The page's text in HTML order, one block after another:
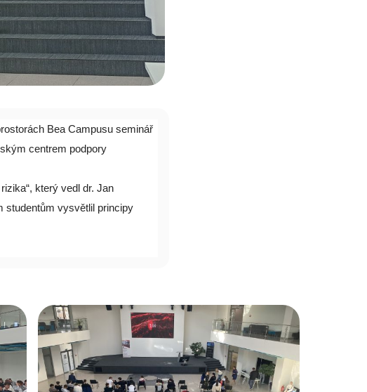
Bea Campusu seminář
centrem podpory
který vedl dr. Jan
studentům vysvětlil principy